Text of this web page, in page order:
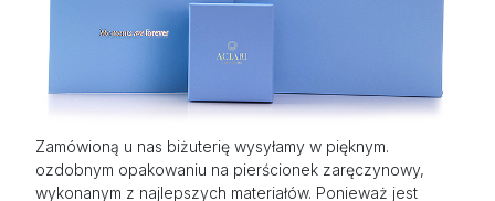
Zamówioną u nas biżuterię wysyłamy w pięknym.
ozdobnym opakowaniu na pierścionek zaręczynowy,
wykonanym z najlepszych materiałów. Ponieważ jest